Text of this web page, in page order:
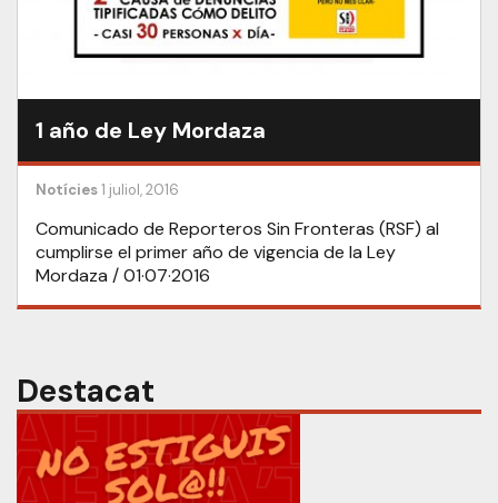
1 año de Ley Mordaza
Notícies1 juliol, 2016
Comunicado de Reporteros Sin Fronteras (RSF) al
cumplirse el primer año de vigencia de la Ley
Mordaza / 01·07·2016
Destacat